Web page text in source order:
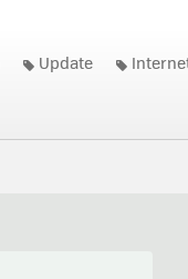
Update